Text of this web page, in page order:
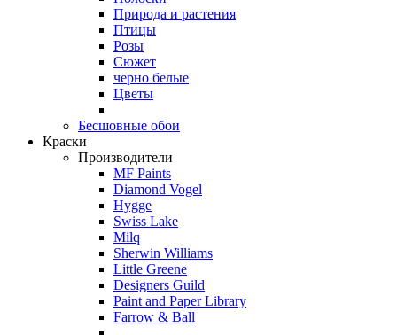
Природа и растения
Птицы
Розы
Сюжет
черно белые
Цветы
Бесшовные обои
Краски
Производители
MF Paints
Diamond Vogel
Hygge
Swiss Lake
Milq
Sherwin Williams
Little Greene
Designers Guild
Paint and Paper Library
Farrow & Ball